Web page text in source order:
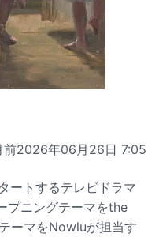
前2026年06月26日 7:05
ートするテレビドラマ
プニングテーマをthe
ーマをNowluが担当す